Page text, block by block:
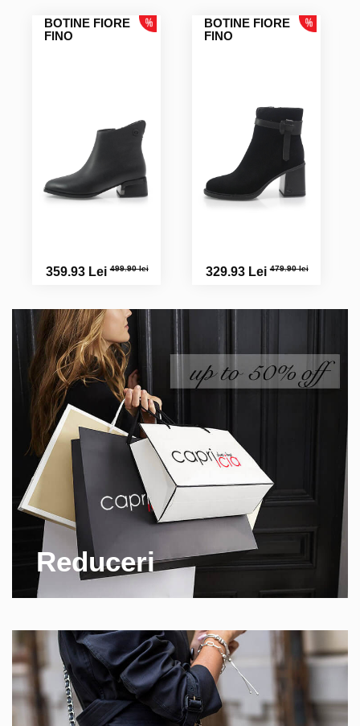
BOTINE FIORE
FINO
359.93 Lei499.90 lei
BOTINE FIORE
FINO
329.93 Lei479.90 lei
Reduceri